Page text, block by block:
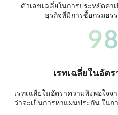
ตัวเลขเฉลี่ยในการประหยัดค่า
ธุรกิจที่มีการซื้อกรมธร
เรทเฉลี่ยในอัต
เรทเฉลี่ยในอัตราความพึงพอใจจ
ว่าจะเป็นการหาแผนประกัน ใน